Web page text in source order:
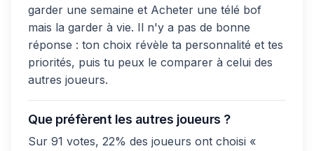
garder une semaine et Acheter une télé bof
mais la garder à vie. Il n'y a pas de bonne
réponse : ton choix révèle ta personnalité et tes
priorités, puis tu peux le comparer à celui des
autres joueurs.
Que préfèrent les autres joueurs ?
Sur 91 votes, 22% des joueurs ont choisi «